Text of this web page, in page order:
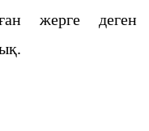
жерге деген